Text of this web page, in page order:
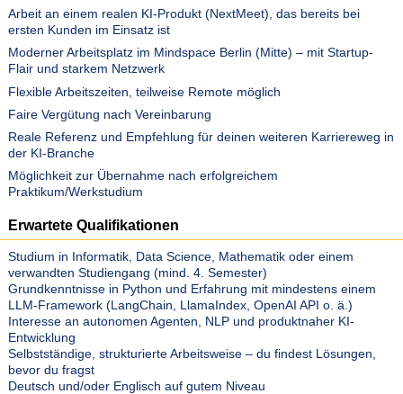
Arbeit an einem realen KI-Produkt (NextMeet), das bereits bei
ersten Kunden im Einsatz ist
Moderner Arbeitsplatz im Mindspace Berlin (Mitte) – mit Startup-
Flair und starkem Netzwerk
Flexible Arbeitszeiten, teilweise Remote möglich
Faire Vergütung nach Vereinbarung
Reale Referenz und Empfehlung für deinen weiteren Karriereweg in
der KI-Branche
Möglichkeit zur Übernahme nach erfolgreichem
Praktikum/Werkstudium
Erwartete Qualifikationen
Studium in Informatik, Data Science, Mathematik oder einem
verwandten Studiengang (mind. 4. Semester)
Grundkenntnisse in Python und Erfahrung mit mindestens einem
LLM-Framework (LangChain, LlamaIndex, OpenAI API o. ä.)
Interesse an autonomen Agenten, NLP und produktnaher KI-
Entwicklung
Selbstständige, strukturierte Arbeitsweise – du findest Lösungen,
bevor du fragst
Deutsch und/oder Englisch auf gutem Niveau